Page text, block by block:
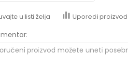
u listi želja Uporedi proizvod